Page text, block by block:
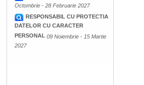
Octombrie - 28 Februarie 2027
RESPONSABIL CU PROTECTIA
DATELOR CU CARACTER
PERSONAL 09 Noiembrie - 15 Martie
2027